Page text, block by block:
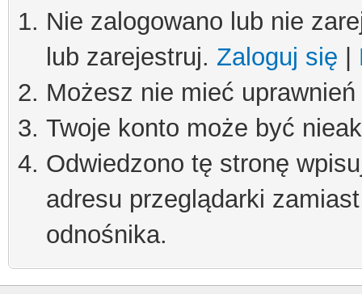
Nie zalogowano lub nie
lub zarejestruj. Zaloguj się
Możesz nie mieć
Twoje konto może być
Odwiedzono tę stronę
adresu przeglądarki
odnośnika.